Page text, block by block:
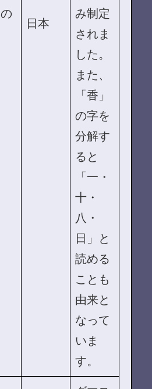
日本
み制定
されま
した。
また、
「香」
の字を
分解す
ると
「一・
十・
八・
日」と
読める
ことも
由来と
なって
いま
す。